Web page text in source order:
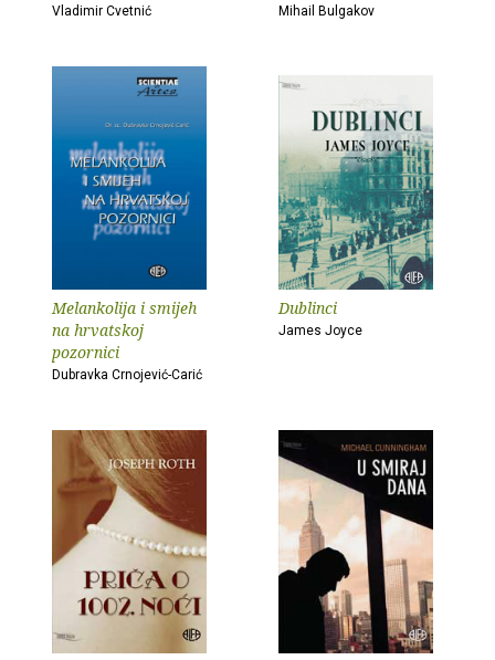
Vladimir Cvetnić Mihail Bulgakov
Melankolija i smijeh
na hrvatskoj
pozornici
Dubravka Crnojević-Carić
Dublinci
James Joyce